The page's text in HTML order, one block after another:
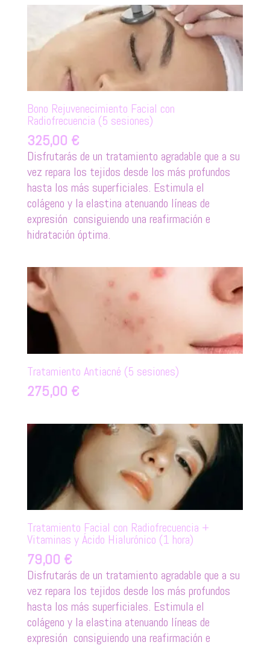
Bono Rejuvenecimiento Facial con
Radiofrecuencia (5 sesiones)
325,00 €
Disfrutarás de un tratamiento agradable que a su
vez repara los tejidos desde los más profundos
hasta los más superficiales. Estimula el
colágeno y la elastina atenuando líneas de
expresión consiguiendo una reafirmación e
hidratación óptima.
Tratamiento Antiacné (5 sesiones)
275,00 €
Tratamiento Facial con Radiofrecuencia +
Vitaminas y Ácido Hialurónico (1 hora)
79,00 €
Disfrutarás de un tratamiento agradable que a su
vez repara los tejidos desde los más profundos
hasta los más superficiales. Estimula el
colágeno y la elastina atenuando líneas de
expresión consiguiendo una reafirmación e